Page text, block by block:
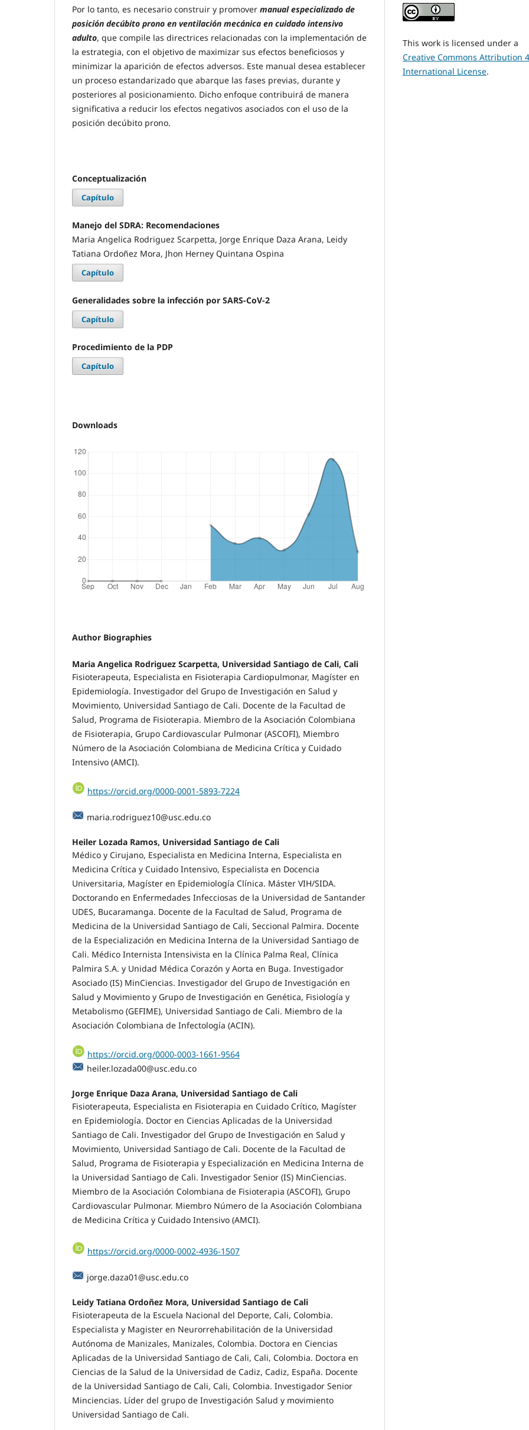
Por lo tanto, es necesario construir y promover manual especializado de
posición decúbito prono en ventilación mecánica en cuidado intensivo
adulto, que compile las directrices relacionadas con la implementación de
la estrategia, con el objetivo de maximizar sus efectos beneficiosos y
minimizar la aparición de efectos adversos. Este manual desea establecer
un proceso estandarizado que abarque las fases previas, durante y
posteriores al posicionamiento. Dicho enfoque contribuirá de manera
significativa a reducir los efectos negativos asociados con el uso de la
posición decúbito prono.
Conceptualización
Capítulo
Manejo del SDRA: Recomendaciones
Maria Angelica Rodriguez Scarpetta, Jorge Enrique Daza Arana, Leidy
Tatiana Ordoñez Mora, Jhon Herney Quintana Ospina
Capítulo
Generalidades sobre la infección por SARS-CoV-2
Capítulo
Procedimiento de la PDP
Capítulo
Downloads
Author Biographies
Maria Angelica Rodriguez Scarpetta, Universidad Santiago de Cali, Cali
Fisioterapeuta, Especialista en Fisioterapia Cardiopulmonar, Magíster en
Epidemiología. Investigador del Grupo de Investigación en Salud y
Movimiento, Universidad Santiago de Cali. Docente de la Facultad de
Salud, Programa de Fisioterapia. Miembro de la Asociación Colombiana
de Fisioterapia, Grupo Cardiovascular Pulmonar (ASCOFI), Miembro
Número de la Asociación Colombiana de Medicina Crítica y Cuidado
Intensivo (AMCI).
https://orcid.org/0000-0001-5893-7224
maria.rodriguez10@usc.edu.co
Heiler Lozada Ramos, Universidad Santiago de Cali
Médico y Cirujano, Especialista en Medicina Interna, Especialista en
Medicina Crítica y Cuidado Intensivo, Especialista en Docencia
Universitaria, Magíster en Epidemiología Clínica. Máster VIH/SIDA.
Doctorando en Enfermedades Infecciosas de la Universidad de Santander
UDES, Bucaramanga. Docente de la Facultad de Salud, Programa de
Medicina de la Universidad Santiago de Cali, Seccional Palmira. Docente
de la Especialización en Medicina Interna de la Universidad Santiago de
Cali. Médico Internista Intensivista en la Clínica Palma Real, Clínica
Palmira S.A. y Unidad Médica Corazón y Aorta en Buga. Investigador
Asociado (IS) MinCiencias. Investigador del Grupo de Investigación en
Salud y Movimiento y Grupo de Investigación en Genética, Fisiología y
Metabolismo (GEFIME), Universidad Santiago de Cali. Miembro de la
Asociación Colombiana de Infectología (ACIN).
https://orcid.org/0000-0003-1661-9564
heiler.lozada00@usc.edu.co
Jorge Enrique Daza Arana, Universidad Santiago de Cali
Fisioterapeuta, Especialista en Fisioterapia en Cuidado Crítico, Magíster
en Epidemiología. Doctor en Ciencias Aplicadas de la Universidad
Santiago de Cali. Investigador del Grupo de Investigación en Salud y
Movimiento, Universidad Santiago de Cali. Docente de la Facultad de
Salud, Programa de Fisioterapia y Especialización en Medicina Interna de
la Universidad Santiago de Cali. Investigador Senior (IS) MinCiencias.
Miembro de la Asociación Colombiana de Fisioterapia (ASCOFI), Grupo
Cardiovascular Pulmonar. Miembro Número de la Asociación Colombiana
de Medicina Crítica y Cuidado Intensivo (AMCI).
https://orcid.org/0000-0002-4936-1507
jorge.daza01@usc.edu.co
Leidy Tatiana Ordoñez Mora, Universidad Santiago de Cali
Fisioterapeuta de la Escuela Nacional del Deporte, Cali, Colombia.
Especialista y Magister en Neurorrehabilitación de la Universidad
Autónoma de Manizales, Manizales, Colombia. Doctora en Ciencias
Aplicadas de la Universidad Santiago de Cali, Cali, Colombia. Doctora en
Ciencias de la Salud de la Universidad de Cadiz, Cadiz, España. Docente
de la Universidad Santiago de Cali, Cali, Colombia. Investigador Senior
Minciencias. Líder del grupo de Investigación Salud y movimiento
Universidad Santiago de Cali.
This work is licensed under a
Creative Commons Attribution
International License.